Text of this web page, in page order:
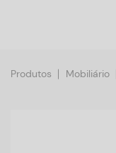
Produtos Mobiliário